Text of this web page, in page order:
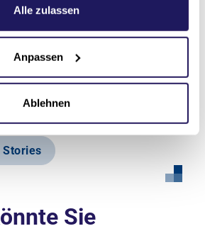
.
Alle zulassen
Anpassen
Ablehnen
Pflege
Zur
Stories
Sie